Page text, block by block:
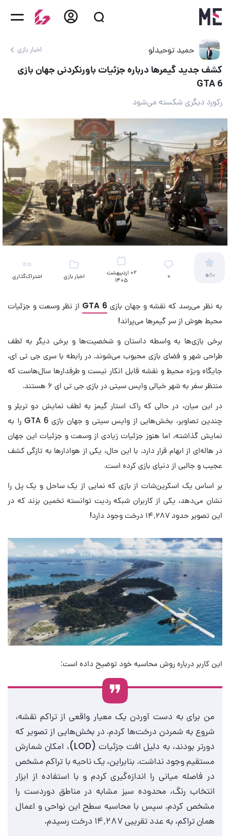
حمید توحیدلو اخبار بازی
کشف جدید گیمرها درباره جزئیات باورنکردنی جهان بازی
GTA 6
رکورد دیگری شکسته می‌شود
0/10 ۰
02 اردیبهشت
1405
اخبار بازی اشتراک‌گذاری
به نظر می‌رسد که نقشه و جهان بازی GTA 6 از نظر وسعت و جزئیات
محیط هوش از سر گیمرها می‌پراند!
برخی بازی‌ها به واسطه داستان و شخصیت‌ها و برخی دیگر به لطف
طراحی شهر و فضای بازی محبوب می‌شوند. در رابطه با سری جی تی ای،
جایگاه ویژهمحیط و نقشه قابل انکار نیست وطرفدارها سال‌هاست که
منتظر سفر به شهر خیالی وایس سیتی در بازی جی تی ای ۶ هستند.
در این میان، در حالی که راک استار گیمز به لطف نمایش دو تریلر و
چندین تصاویر، بخش‌هایی از وایس سیتی و جهان بازی GTA 6 را به
نمایش گذاشته، اما هنوز جزئیات زیادی از وسعت و جزئیات این جهان
در هاله‌ای از ابهام قرار دارد. با این حال، یکی از هوادارها به تازگی کشف
عجیب و جالبی از دنیای بازی کرده است.
بر اساس یک اسکرین‌شات از بازی که نمایی از یک ساحل و یک پل را
نشان می‌دهد، یکی از کاربران شبکه ردیت توانسته تخمین بزند که در
این تصویر حدود ۱۴٬۲۸۷ درخت وجود دارد!
این کاربر درباره روش محاسبه خود توضیح داده است:
من برای به دست آوردن یک معیار واقعی از تراکم نقشه،
شروع به شمردن درخت‌ها کردم. در بخش‌هایی از تصویر که
دورتر بودند، به دلیل افت جزئیات (LOD)، امکان شمارش
مستقیم وجود نداشت. بنابراین، یک ناحیه با تراکم مشخص
در فاصله میانی را اندازه‌گیری کردم و با استفاده از ابزار
انتخاب رنگ، محدوده سبز مشابه در مناطق دوردست را
مشخص کردم. سپس با محاسبه سطح این نواحی و اعمال
همان تراکم، به عدد تقریبی ۱۴٬۲۸۷ درخت رسیدم.